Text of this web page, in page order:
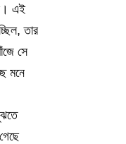
এই
তার
সে
মনে